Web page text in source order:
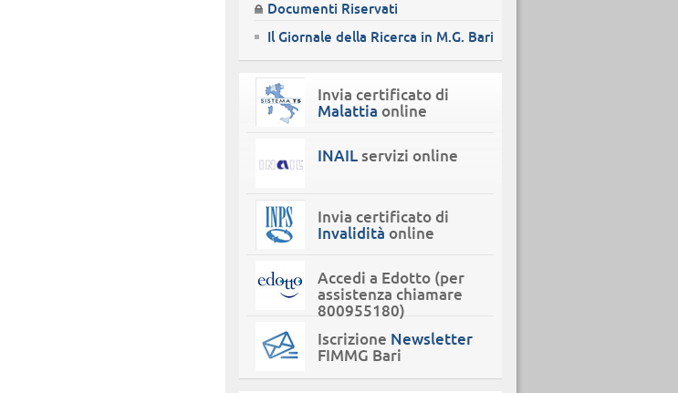
Documenti Riservati
Il Giornale della Ricerca in M.G. Bari
Invia certificato di
Malattia online
INAIL servizi online
Invia certificato di
Invalidità online
Accedi a Edotto (per
assistenza chiamare
800955180)
Iscrizione Newsletter
FIMMG Bari